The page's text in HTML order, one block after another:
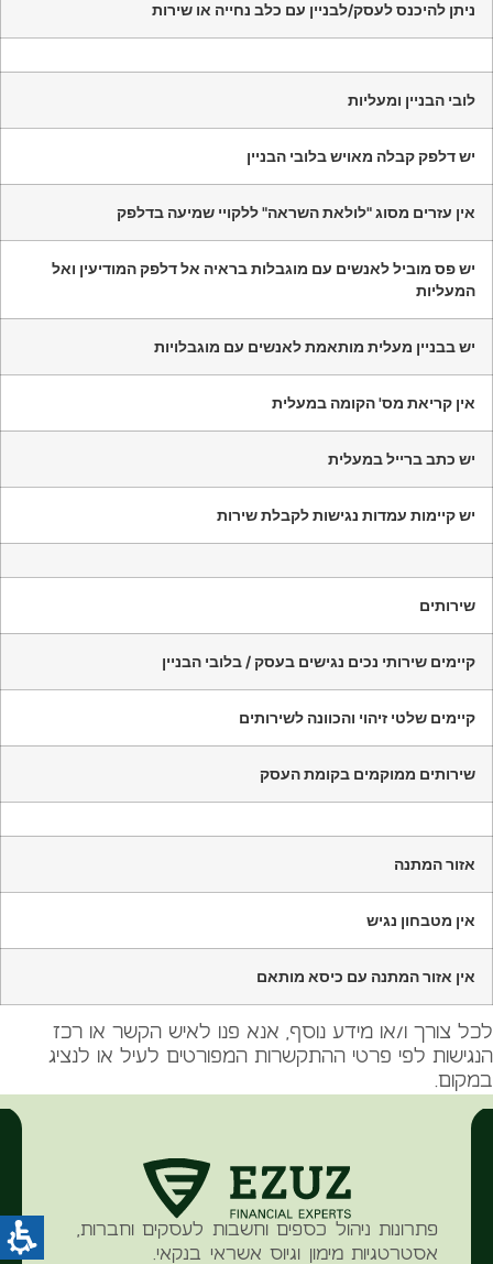
ניתן להיכנס לעסק/לבניין עם כלב נחייה או שירות
לובי הבניין ומעליות
יש דלפק קבלה מאויש בלובי הבניין
אין עזרים מסוג "לולאת השראה" ללקויי שמיעה בדלפק
יש פס מוביל לאנשים עם מוגבלות בראיה אל דלפק המודיעין ואל
המעליות
יש בבניין מעלית מותאמת לאנשים עם מוגבלויות
אין קריאת מס' הקומה במעלית
יש כתב ברייל במעלית
יש קיימות עמדות נגישות לקבלת שירות
שירותים
קיימים שירותי נכים נגישים בעסק / בלובי הבניין
קיימים שלטי זיהוי והכוונה לשירותים
שירותים ממוקמים בקומת העסק
אזור המתנה
אין מטבחון נגיש
אין אזור המתנה עם כיסא מותאם
לכל צורך ו/או מידע נוסף, אנא פנו לאיש הקשר או רכז
הנגישות לפי פרטי ההתקשרות המפורטים לעיל או לנציג
במקום.
פתרונות ניהול כספים וחשבות לעסקים וחברות,
אסטרטגיות מימון וגיוס אשראי בנקאי.